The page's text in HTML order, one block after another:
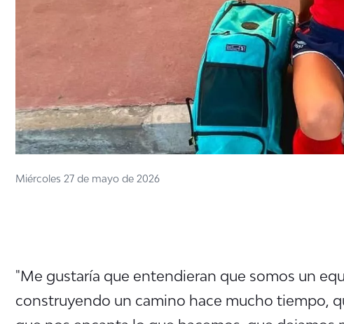
Miércoles 27 de mayo de 2026
"Me gustaría que entendieran que somos un
construyendo un camino hace mucho tiempo,